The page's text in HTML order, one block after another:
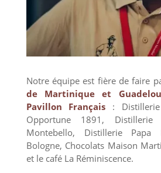
Notre équipe est fière de faire
de Martinique et
Pavillon Français :
Opportune 1891, Distillerie
Montebello, Distillerie Papa
Bologne, Chocolats Maison
et le café La Réminiscence.